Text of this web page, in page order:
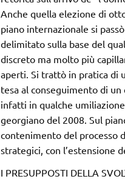
Anche quella elezione di
piano internazionale si
delimitato sulla base del
discreto ma molto più
aperti. Si trattò in pratica di
tesa al conseguimento di
infatti in qualche
georgiano del 2008. Sul
contenimento del processo
strategici, con l’estensione
I PRESUPPOSTI DELLA